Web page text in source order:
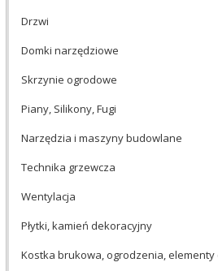
Drzwi
Domki narzędziowe
Skrzynie ogrodowe
Piany, Silikony, Fugi
Narzędzia i maszyny budowlane
Technika grzewcza
Wentylacja
Płytki, kamień dekoracyjny
Kostka brukowa, ogrodzenia, elementy